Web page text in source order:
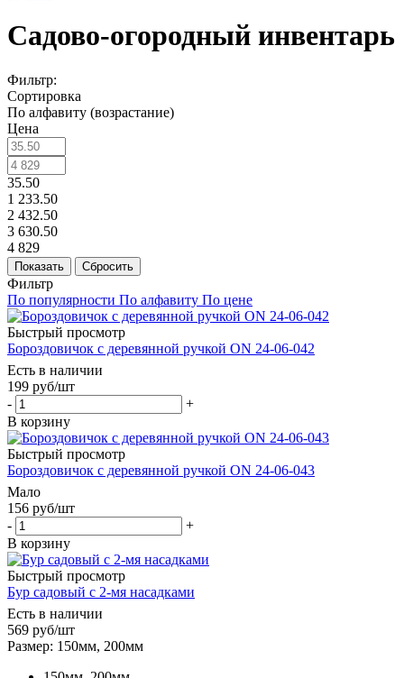
Садово-огородный инвентарь
Фильтр:
Сортировка
По алфавиту (возрастание)
Цена
35.50
1 233.50
2 432.50
3 630.50
4 829
Показать Сбросить
Фильтр
По популярности По алфавиту По цене
Быстрый просмотр
Бороздовичок с деревянной ручкой ON 24-06-042
Есть в наличии
199 руб/шт
-
+
В корзину
Быстрый просмотр
Бороздовичок с деревянной ручкой ON 24-06-043
Мало
156 руб/шт
-
+
В корзину
Быстрый просмотр
Бур садовый с 2-мя насадками
Есть в наличии
569 руб/шт
Размер: 150мм, 200мм